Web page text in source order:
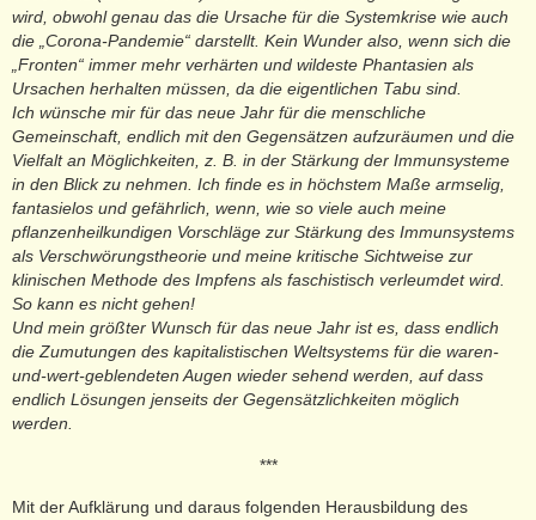
wird, obwohl genau das die Ursache für die Systemkrise wie auch
die „Corona-Pandemie“ darstellt. Kein Wunder also, wenn sich die
„Fronten“ immer mehr verhärten und wildeste Phantasien als
Ursachen herhalten müssen, da die eigentlichen Tabu sind.
Ich wünsche mir für das neue Jahr für die menschliche
Gemeinschaft, endlich mit den Gegensätzen aufzuräumen und die
Vielfalt an Möglichkeiten, z. B. in der Stärkung der Immunsysteme
in den Blick zu nehmen. Ich finde es in höchstem Maße armselig,
fantasielos und gefährlich, wenn, wie so viele auch meine
pflanzenheilkundigen Vorschläge zur Stärkung des Immunsystems
als Verschwörungstheorie und meine kritische Sichtweise zur
klinischen Methode des Impfens als faschistisch verleumdet wird.
So kann es nicht gehen!
Und mein größter Wunsch für das neue Jahr ist es, dass endlich
die Zumutungen des kapitalistischen Weltsystems für die waren-
und-wert-geblendeten Augen wieder sehend werden, auf dass
endlich Lösungen jenseits der Gegensätzlichkeiten möglich
werden.
***
Mit der Aufklärung und daraus folgenden Herausbildung des